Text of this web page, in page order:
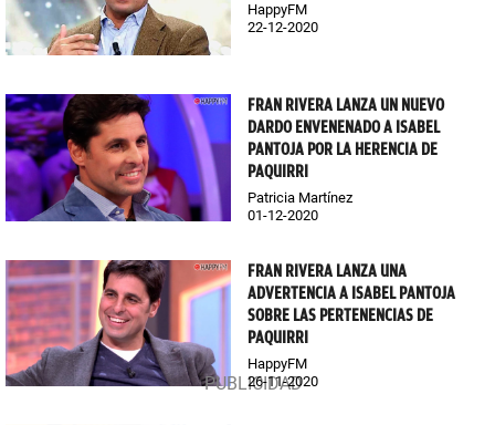
HappyFM
22-12-2020
FRAN RIVERA LANZA UN NUEVO
DARDO ENVENENADO A ISABEL
PANTOJA POR LA HERENCIA DE
PAQUIRRI
Patricia Martínez
01-12-2020
FRAN RIVERA LANZA UNA
ADVERTENCIA A ISABEL PANTOJA
SOBRE LAS PERTENENCIAS DE
PAQUIRRI
HappyFM
26-11-2020